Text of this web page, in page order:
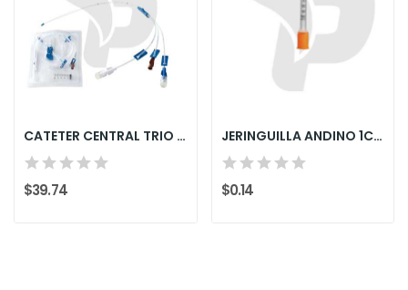
CATETER CENTRAL TRIO FR7 "libre de DEHP"
$39.74
JERINGUILLA ANDINO 1CC AGUJA FIJA
$0.14